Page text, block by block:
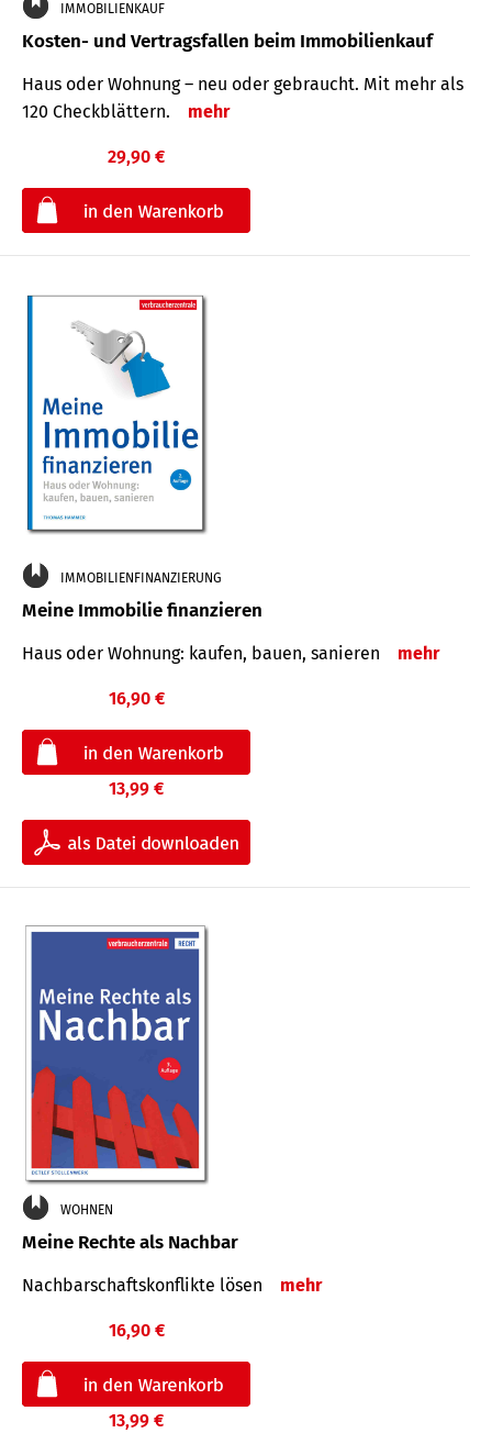
IMMOBILIENKAUF
Kosten- und Vertragsfallen beim Immobilienkauf
Haus oder Wohnung – neu oder gebraucht. Mit mehr als
120 Check­blättern.
mehr
29,90 €
IMMOBILIENFINANZIERUNG
Meine Immobilie finanzieren
Haus oder Wohnung: kaufen, bauen, sanieren mehr
16,90 €
13,99 €
WOHNEN
Meine Rechte als Nachbar
Nach­bar­schafts­konflikte lösen mehr
16,90 €
13,99 €